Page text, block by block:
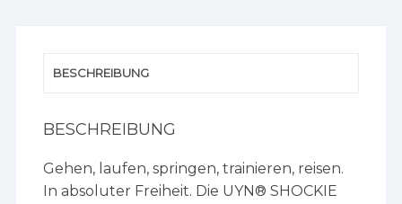
BESCHREIBUNG
BESCHREIBUNG
Gehen, laufen, springen, trainieren, reisen.
In absoluter Freiheit. Die UYN® SHOCKIE